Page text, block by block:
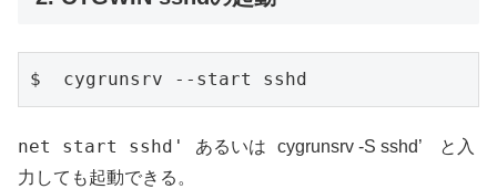
net start sshd' あるいは cygrunsrv -S sshd’ と入
力しても起動できる。